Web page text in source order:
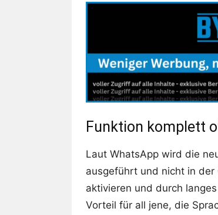
Funktion komplett
Laut WhatsApp wird die
ausgeführt und nicht in der
aktivieren und durch
Vorteil für all jene, die